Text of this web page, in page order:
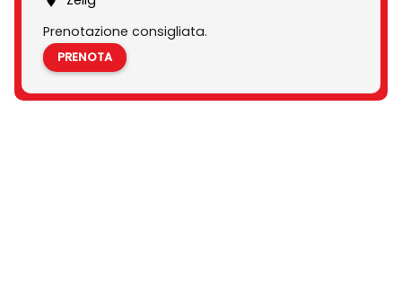
Prenotazione consigliata.
PRENOTA